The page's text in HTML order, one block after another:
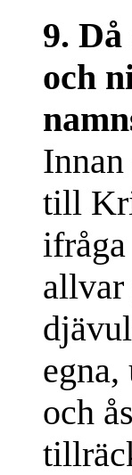
9.
och
till
allvar
och